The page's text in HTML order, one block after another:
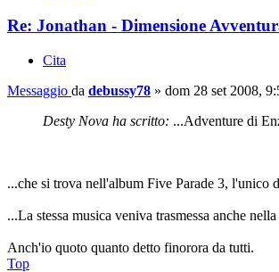
Re: Jonathan - Dimensione
Cita
Messaggio da debussy78 » dom 28 set 2008,
Desty Nova ha scritto: ...Adventure di
...che si trova nell'album Five Parade 3, l'unico
...La stessa musica veniva trasmessa anche
Anch'io quoto quanto detto finorora da tutti.
Top